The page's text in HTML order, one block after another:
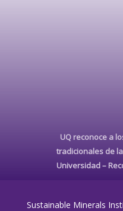
UQ reconoce a
tradicionales de
Universidad –
Sustainable Minerals